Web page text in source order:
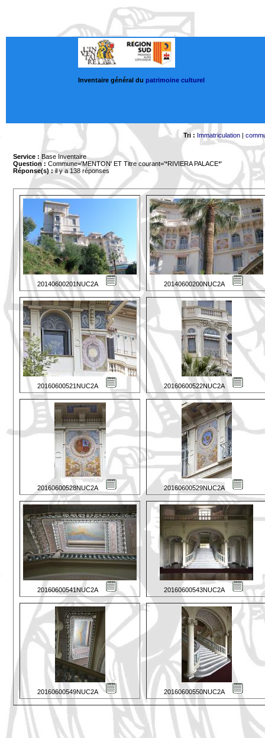
Inventaire général du patrimoine culturel
Tri : Immatriculation|
Service : Base Inventaire
Question : Commune='MENTON' ET Titre courant='*RIVIERA PALACE*'
Réponse(s) :il y a 138 réponses
20140600201NUC2A 20140600200NUC2A
20160600521NUC2A 20160600522NUC2A
20160600528NUC2A 20160600529NUC2A
20160600541NUC2A 20160600543NUC2A
20160600549NUC2A 20160600550NUC2A